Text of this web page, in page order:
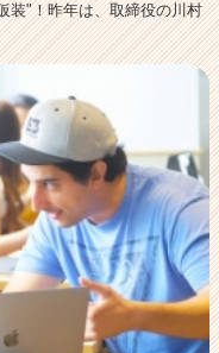
装"！昨年は、取締役の川村